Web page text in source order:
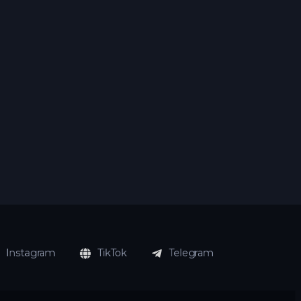
Instagram TikTok Telegram